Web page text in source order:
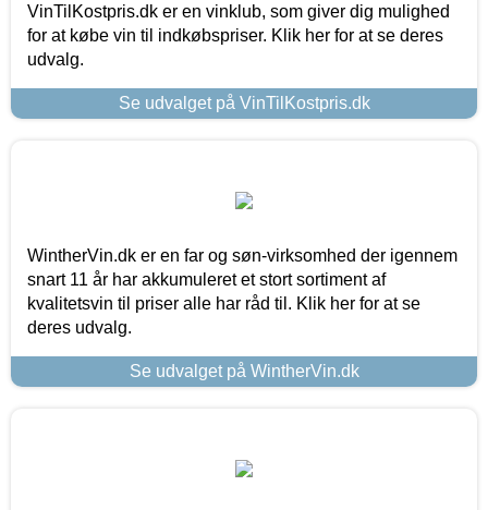
VinTilKostpris.dk er en vinklub, som giver dig mulighed
for at købe vin til indkøbspriser. Klik her for at se deres
udvalg.
Se udvalget på VinTilKostpris.dk
WintherVin.dk er en far og søn-virksomhed der igennem
snart 11 år har akkumuleret et stort sortiment af
kvalitetsvin til priser alle har råd til. Klik her for at se
deres udvalg.
Se udvalget på WintherVin.dk